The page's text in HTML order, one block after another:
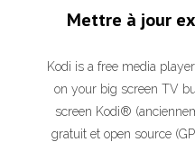
Mettre à jour
Kodi is a free media
on your big screen TV
screen Kodi®
gratuit et open source